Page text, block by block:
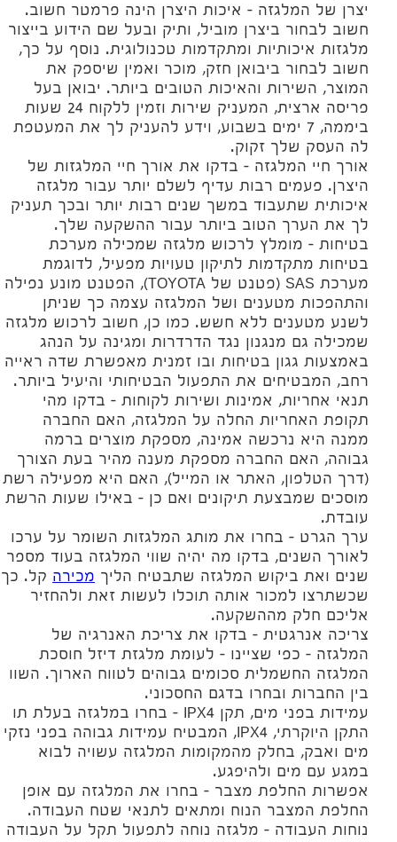
יצרן של המלגזה – איכות היצרן הינה פרמטר חשוב.
חשוב לבחור ביצרן מוביל, ותיק ובעל שם הידוע בייצור
מלגזות איכותיות ומתקדמות טכנולוגית. נוסף על כך,
חשוב לבחור ביבואן חזק, מוכר ואמין שיספק את
המוצר, השירות והאיכות הטובים ביותר. יבואן בעל
פריסה ארצית, המעניק שירות וזמין ללקוח 24 שעות
ביממה, 7 ימים בשבוע, וידע להעניק לך את המעטפת
לה העסק שלך זקוק.
אורך חיי המלגזה – בדקו את אורך חיי המלגזות של
היצרן. פעמים רבות עדיף לשלם יותר עבור מלגזה
איכותית שתעבוד במשך שנים רבות יותר ובכך תעניק
לך את הערך הטוב ביותר עבור ההשקעה שלך.
בטיחות – מומלץ לרכוש מלגזה שמכילה מערכת
בטיחות מתקדמות לתיקון טעויות מפעיל, לדוגמת
מערכת SAS (פטנט של TOYOTA), הפטנט מונע נפילה
והתהפכות מטענים ושל המלגזה עצמה כך שניתן
לשנע מטענים ללא חשש. כמו כן, חשוב לרכוש מלגזה
שמכילה גם מנגנון נגד הדרדרות ומגינה על הנהג
באמצעות גגון בטיחות ובו זמנית מאפשרת שדה ראייה
רחב, המבטיחים את התפעול הבטיחותי והיעיל ביותר.
תנאי אחריות, אמינות ושירות לקוחות – בדקו מהי
תקופת האחריות החלה על המלגזה, האם החברה
ממנה היא נרכשה אמינה, מספקת מוצרים ברמה
גבוהה, האם החברה מספקת מענה מהיר בעת הצורך
(דרך הטלפון, האתר או המייל), האם היא מפעילה רשת
מוסכים שמבצעת תיקונים ואם כן – באילו שעות הרשת
עובדת.
ערך הגרט – בחרו את מותג המלגזות השומר על ערכו
לאורך השנים, בדקו מה יהיה שווי המלגזה בעוד מספר
שנים ואת ביקוש המלגזה שתבטיח הליך מכירה קל. כך
שכשתרצו למכור אותה תוכלו לעשות זאת ולהחזיר
אליכם חלק מההשקעה.
צריכה אנרגטית – בדקו את צריכת האנרגיה של
המלגזה – כפי שציינו – לעומת מלגזת דיזל חוסכת
המלגזה החשמלית סכומים גבוהים לטווח הארוך. השוו
בין החברות ובחרו בדגם החסכוני.
עמידות בפני מים, תקן IPX4 – בחרו במלגזה בעלת תו
התקן היוקרתי, IPX4, המבטיח עמידות גבוהה בפני נזקי
מים ואבק, בחלק מהמקומות המלגזה עשויה לבוא
במגע עם מים ולהיפגע.
אפשרות החלפת מצבר – בחרו את המלגזה עם אופן
החלפת המצבר הנוח ומתאים לתנאי שטח העבודה.
נוחות העבודה – מלגזה נוחה לתפעול תקל על העבודה